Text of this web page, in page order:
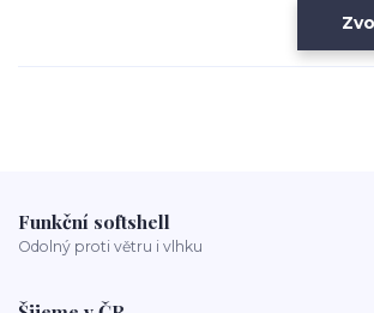
Funkční softshell
Odolný proti větru i vlhku